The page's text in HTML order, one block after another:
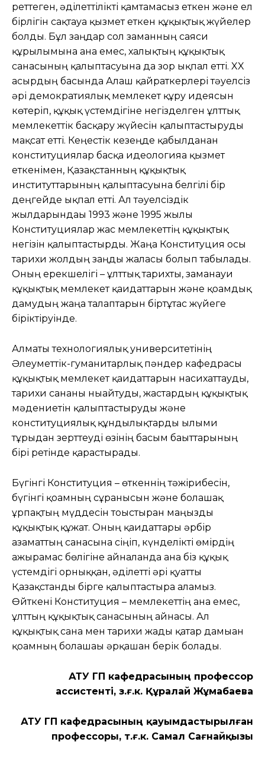
реттеген, әділеттілікті қамтамасыз еткен және ел
бірлігін сақтауға қызмет еткен құқықтық жүйелер
болды. Бұл заңдар сол заманның саяси
құрылымына ғана емес, халықтың құқықтық
санасының қалыптасуына да зор ықпал етті. XX
ғасырдың басында Алаш қайраткерлері тәуелсіз
әрі демократиялық мемлекет құру идеясын
көтеріп, құқық үстемдігіне негізделген ұлттық
мемлекеттік басқару жүйесін қалыптастыруды
мақсат етті. Кеңестік кезеңде қабылданған
конституциялар басқа идеологияға қызмет
еткенімен, Қазақстанның құқықтық
институттарының қалыптасуына белгілі бір
деңгейде ықпал етті. Ал тәуелсіздік
жылдарындағы 1993 және 1995 жылғы
Конституциялар жас мемлекеттің құқықтық
негізін қалыптастырды. Жаңа Конституция осы
тарихи жолдың заңды жалғасы болып табылады.
Оның ерекшелігі – ұлттық тарихты, заманауи
құқықтық мемлекет қағидаттарын және қоғамдық
дамудың жаңа талаптарын біртұтас жүйеге
біріктіруінде.
Алматы технологиялық университетінің
Әлеуметтік-гуманитарлық пәндер кафедрасы
құқықтық мемлекет қағидаттарын насихаттауды,
тарихи сананы нығайтуды, жастардың құқықтық
мәдениетін қалыптастыруды және
конституциялық құндылықтарды ғылыми
тұрғыдан зерттеуді өзінің басым бағыттарының
бірі ретінде қарастырады.
Бүгінгі Конституция – өткеннің тәжірибесін,
бүгінгі қоғамның сұранысын және болашақ
ұрпақтың мүддесін тоғыстырған маңызды
құқықтық құжат. Оның қағидаттары әрбір
азаматтың санасына сіңіп, күнделікті өмірдің
ажырамас бөлігіне айналғанда ғана біз құқық
үстемдігі орныққан, әділетті әрі қуатты
Қазақстанды бірге қалыптастыра аламыз.
Өйткені Конституция – мемлекеттің ғана емес,
ұлттың құқықтық санасының айнасы. Ал
құқықтық сана мен тарихи жады қатар дамыған
қоғамның болашағы әрқашан берік болады.
АТУ ӘГП кафедрасының профессор
ассистенті, з.ғ.к. Құралай Жұмабаева
АТУ ӘГП кафедрасының қауымдастырылған
профессоры, т.ғ.к. Самал Сағнайқызы